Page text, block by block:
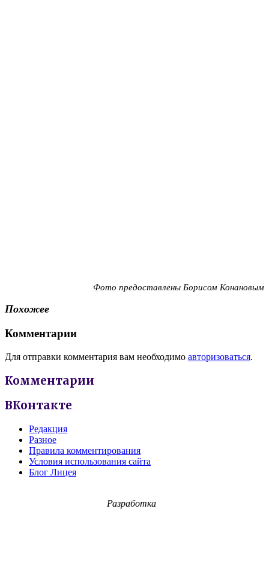
Фото предоставлены Борисом Конановым
Похожее
Комментарии
Для отправки комментария вам необходимо авторизоваться.
Комментарии
ВКонтакте
Редакция
Разное
Правила комментирования
Условия использования сайта
Блог Лицея
Разработка